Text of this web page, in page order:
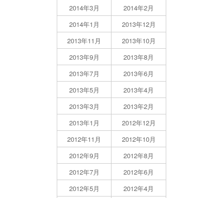
2014年3月
2014年2月
2014年1月
2013年12月
2013年11月
2013年10月
2013年9月
2013年8月
2013年7月
2013年6月
2013年5月
2013年4月
2013年3月
2013年2月
2013年1月
2012年12月
2012年11月
2012年10月
2012年9月
2012年8月
2012年7月
2012年6月
2012年5月
2012年4月